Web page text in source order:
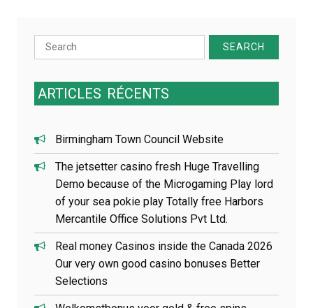
Search
for:
ARTICLES RÉCENTS
Birmingham Town Council Website
The jetsetter casino fresh Huge Travelling
Demo because of the Microgaming Play lord
of your sea pokie play Totally free Harbors
Mercantile Office Solutions Pvt Ltd.
Real money Casinos inside the Canada 2026
Our very own good casino bonuses Better
Selections